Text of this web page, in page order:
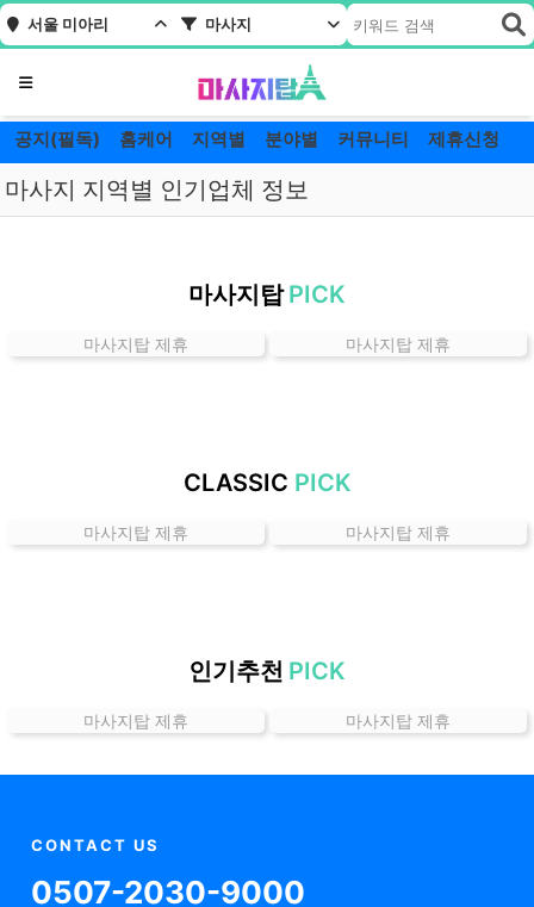
서울 미아리 마사지
메뉴
공지(필독) 홈케어 지역별 분야별 커뮤니티 제휴신청
마사지 지역별 인기업체 정보
리
곳
인
보
마사지탑 PICK
마사지탑 제휴 마사지탑 제휴
CLASSIC PICK
마사지탑 제휴 마사지탑 제휴
인기추천 PICK
마사지탑 제휴 마사지탑 제휴
CONTACT US
0507-2030-9000